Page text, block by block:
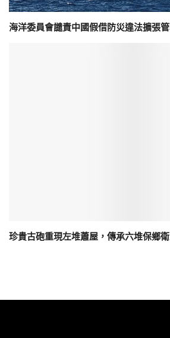
海洋委員會譴責中國假借防災違法擴張
珍貴古砲重現左堆蕭屋，傳承六堆保鄉